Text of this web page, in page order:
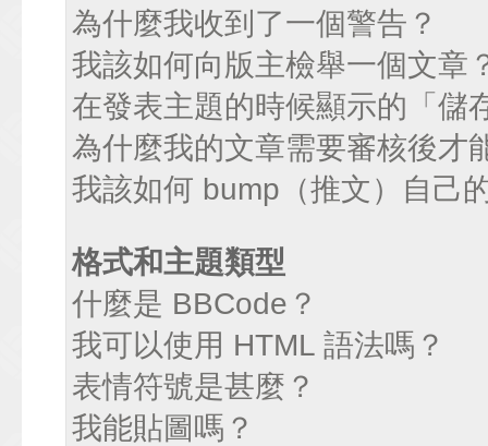
為什麼我收到了一個警告？
我該如何向版主檢舉一個文章
在發表主題的時候顯示的「儲
為什麼我的文章需要審核後才
我該如何 bump（推文）自己
格式和主題類型
什麼是 BBCode？
我可以使用 HTML 語法嗎？
表情符號是甚麼？
我能貼圖嗎？